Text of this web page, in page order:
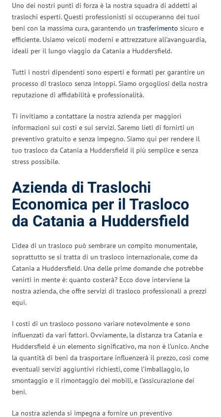
Uno dei nostri punti di forza è la nostra squadra di addetti ai
traslochi esperti. Questi professionisti si occuperanno dei tuoi
beni con la massima cura, garantendo un trasferimento sicuro e
efficiente. Usiamo veicoli moderni e attrezzature all’avanguardia,
ideali per il lungo viaggio da Catania a Huddersfield.
Tutti i nostri dipendenti sono esperti e formati per garantire un
processo di trasloco senza intoppi. Siamo orgogliosi della nostra
reputazione di affidabilità e professionalità.
Ti invitiamo a contattare la nostra azienda per maggiori
informazioni sui costi e sui servizi. Saremo lieti di fornirti un
preventivo gratuito e senza impegno. Siamo qui per rendere il
tuo trasloco da Catania a Huddersfield il più semplice e senza
stress possibile.
Azienda di Traslochi
Economica per il Trasloco
da Catania a Huddersfield
L’idea di un trasloco può sembrare un compito monumentale,
soprattutto se si tratta di un trasloco internazionale, come da
Catania a Huddersfield. Una delle prime domande che potrebbe
venirti in mente è: quanto costerà? Ecco dove interviene la
nostra azienda, che offre servizi di trasloco professionali a prezzi
equi.
I costi di un trasloco possono variare notevolmente e sono
influenzati da vari fattori. Ovviamente, la distanza tra Catania e
Huddersfield è un elemento significativo, ma non è l’unico. Anche
la quantità di beni da trasportare influenzerà il prezzo, così come
eventuali servizi aggiuntivi richiesti, come l’imballaggio, lo
smontaggio e il rimontaggio dei mobili, e l’assicurazione dei
beni.
La nostra azienda si impegna a fornire un preventivo